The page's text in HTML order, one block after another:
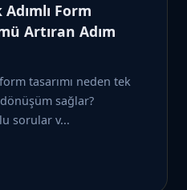
Form
Artıran Adım
tasarımı neden tek
sağlar?
sorular v...